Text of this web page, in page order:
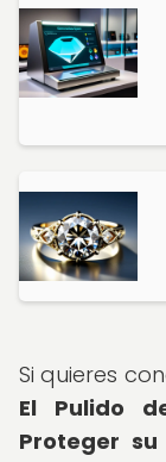
Si quieres
El Pulido
Proteger